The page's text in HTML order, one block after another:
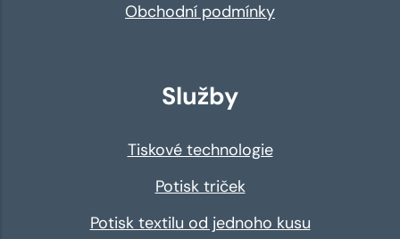
Obchodní podmínky
Služby
Tiskové technologie
Potisk triček
Potisk textilu od jednoho kusu